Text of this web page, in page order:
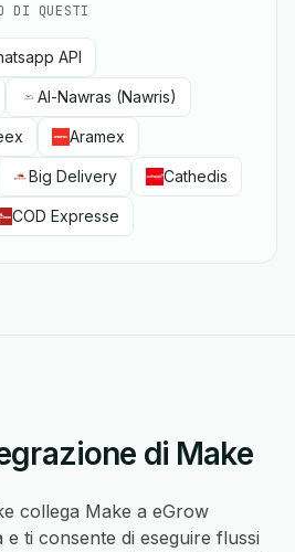
DI QUESTI
API
Al-Nawras (Nawris)
Aramex
Big Delivery Cathedis
COD Expresse
di Make
collega Make a eGrow
ti consente di eseguire flussi